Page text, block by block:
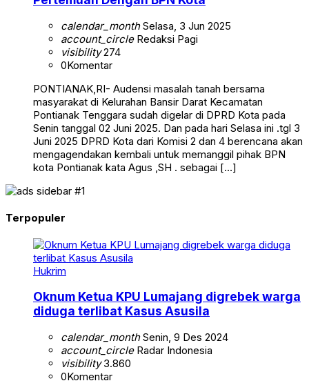
calendar_monthSelasa, 3 Jun 2025
account_circleRedaksi Pagi
visibility274
0Komentar
PONTIANAK,RI- Audensi masalah tanah bersama
masyarakat di Kelurahan Bansir Darat Kecamatan
Pontianak Tenggara sudah digelar di DPRD Kota pada
Senin tanggal 02 Juni 2025. Dan pada hari Selasa ini .tgl 3
Juni 2025 DPRD Kota dari Komisi 2 dan 4 berencana akan
mengagendakan kembali untuk memanggil pihak BPN
kota Pontianak kata Agus ,SH . sebagai […]
Terpopuler
Hukrim
Oknum Ketua KPU Lumajang digrebek warga
diduga terlibat Kasus Asusila
calendar_monthSenin, 9 Des 2024
account_circleRadar Indonesia
visibility3.860
0Komentar